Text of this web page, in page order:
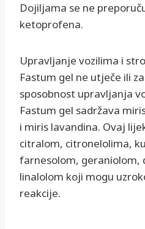
Dojiljama se ne
ketoprofena.
Upravljanje vozilima i
Fastum gel ne utječe ili
sposobnost upravljanja
Fastum gel sadržava
i miris lavandina. Ovaj
citralom, citronelolima,
farnesolom, geraniolom,
linalolom koji mogu
reakcije.